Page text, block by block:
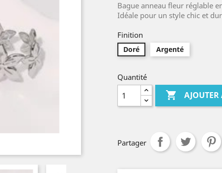
Bague anneau fleur réglable
Idéale pour un style chic et
Finition
Doré Argenté
Quantité

Partager